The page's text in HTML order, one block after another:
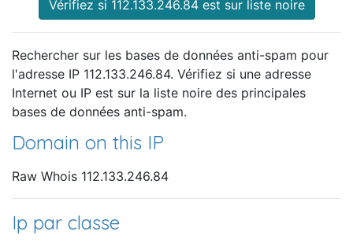
Vérifiez si 112.133.246.84 est sur liste noire
Rechercher sur les bases de données anti-spam pour
l'adresse IP 112.133.246.84. Vérifiez si une adresse
Internet ou IP est sur la liste noire des principales
bases de données anti-spam.
Domain on this IP
Raw Whois 112.133.246.84
Ip par classe